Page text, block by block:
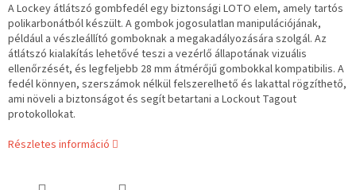
A Lockey átlátszó gombfedél egy biztonsági LOTO elem, amely tartós
polikarbonátból készült. A gombok jogosulatlan manipulációjának,
például a vészleállító gomboknak a megakadályozására szolgál. Az
átlátszó kialakítás lehetővé teszi a vezérlő állapotának vizuális
ellenőrzését, és legfeljebb 28 mm átmérőjű gombokkal kompatibilis. A
fedél könnyen, szerszámok nélkül felszerelhető és lakattal rögzíthető,
ami növeli a biztonságot és segít betartani a Lockout Tagout
protokollokat.
Részletes információ